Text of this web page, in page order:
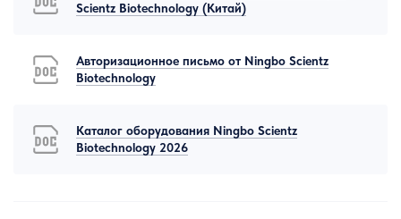
Scientz Biotechnology (Китай)
Авторизационное письмо от Ningbo Scientz
Biotechnology
Каталог оборудования Ningbo Scientz
Biotechnology 2026